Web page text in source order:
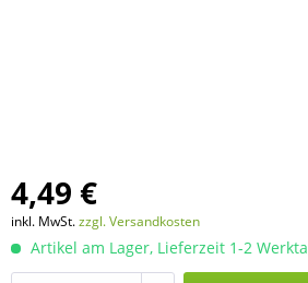
4,49 €
inkl. MwSt.zzgl. Versandkosten
Artikel am Lager, Lieferzeit 1-2